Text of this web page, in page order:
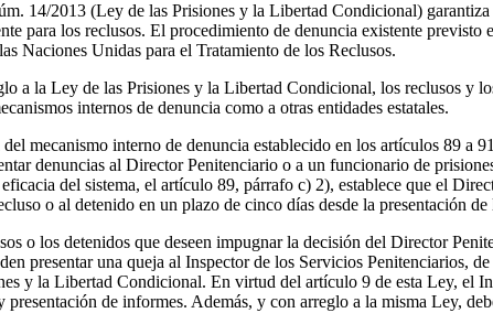
14/2013 (Ley de las Prisiones y la Libertad Condicional)
para los reclusos. El procedimiento de denuncia existente previsto
Naciones Unidas para el Tratamiento de los Reclusos.
a la Ley de las Prisiones y la Libertad Condicional, los reclusos y
internos de denuncia como a otras entidades estatales.
mecanismo interno de denuncia establecido en los artículos 89 a
denuncias al Director Penitenciario o a un funcionario de
del sistema, el artículo 89, párrafo c) 2), establece que el
o al detenido en un plazo de cinco días desde la presentación de
o los detenidos que deseen impugnar la decisión del Director
presentar una queja al Inspector de los Servicios Penitenciarios,
y la Libertad Condicional. En virtud del artículo 9 de esta Ley, el
presentación de informes. Además, y con arreglo a la misma Ley,